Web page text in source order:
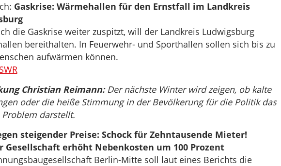
Gaskrise: Wärmehallen für den Ernstfall im Landkreis
die Gaskrise weiter zuspitzt, will der Landkreis Ludwigsburg
bereithalten. In Feuerwehr- und Sporthallen sollen sich bis zu
aufwärmen können.
SWR
Christian Reimann:Der nächste Winter wird zeigen, ob kalte
oder die heiße Stimmung in der Bevölkerung für die Politik das
darstellt.
steigender Preise: Schock für Zehntausende Mieter!
Gesellschaft erhöht Nebenkosten um 100 Prozent
Berlin-Mitte soll laut eines Berichts die